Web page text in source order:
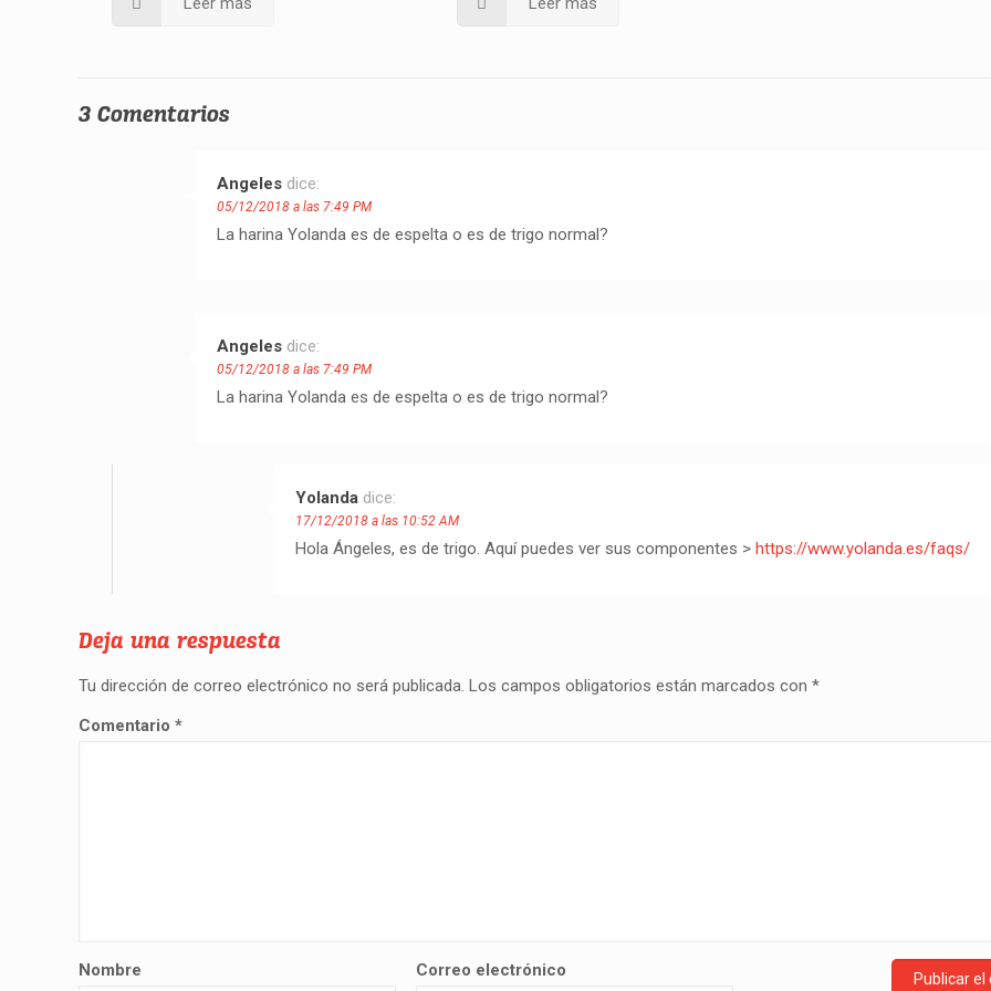
3 Comentarios
Angeles dice:
05/12/2018 a las 7:49 PM
La harina Yolanda es de espelta o es de trigo normal?
Angeles dice:
05/12/2018 a las 7:49 PM
La harina Yolanda es de espelta o es de trigo normal?
Yolanda dice:
17/12/2018 a las 10:52 AM
Hola Ángeles, es de trigo. Aquí puedes ver sus componentes > https://www.yolanda.es/faqs/
Deja una respuesta
Tu dirección de correo electrónico no será publicada. Los campos obligatorios están marcados con*
Comentario*
Nombre Correo electrónico